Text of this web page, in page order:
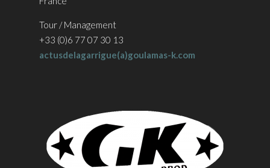
Tour / Management
+33 (0)6 77 07 30 13
actusdelagarrigue(a)goulamas-k.com